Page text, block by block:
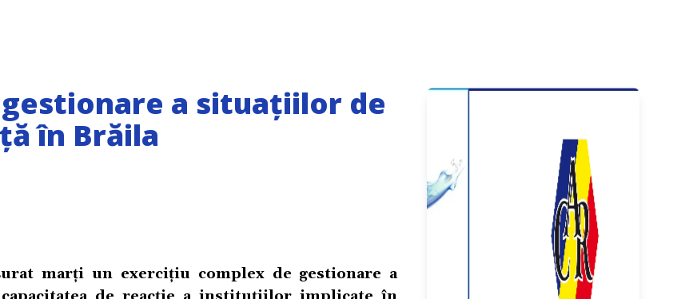
a situațiilor de
în Brăila
marți un exercițiu complex de gestionare a